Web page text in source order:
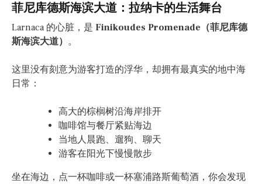
菲尼库德斯海滨大道：拉纳卡的生活舞台
Larnaca 的心脏，是 Finikoudes Promenade（菲尼库德
斯海滨大道） 。
这里没有刻意为游客打造的浮华，却拥有最真实的地中海
日常：
高大的棕榈树沿海岸排开
咖啡馆与餐厅紧贴海边
当地人晨跑、遛狗、聊天
游客在阳光下慢慢散步
坐在海边，点一杯咖啡或一杯塞浦路斯葡萄酒，你会发现